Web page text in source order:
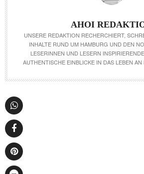
AHOI
UNSERE REDAKTION RECHERCHIERT,
INHALTE RUND UM HAMBURG UND DEN
LESERINNEN UND LESERN
AUTHENTISCHE EINBLICKE IN DAS LEBEN